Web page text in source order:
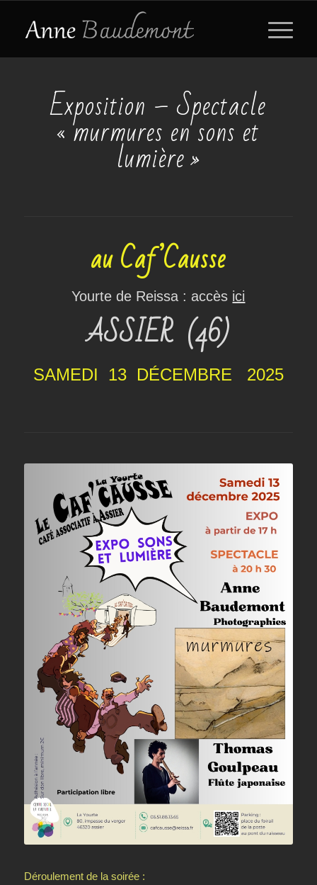
Exposition – Spectacle
« murmures en sons et
lumière »
au Caf’Causse
Yourte de Reissa : accès ici
ASSIER (46)
SAMEDI 13 DÉCEMBRE 2025
Déroulement de la soirée :